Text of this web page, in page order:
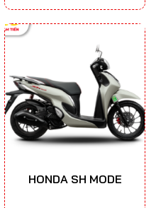
HONDA SH MODE